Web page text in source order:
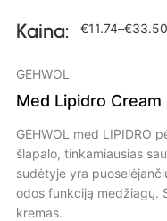
Kaina: €11.74–€33.50
GEHWOL
Med Lipidro Cream
GEHWOL med LIPIDRO
šlapalo, tinkamiausias
sudėtyje yra
odos funkciją medžiagų.
kremas.